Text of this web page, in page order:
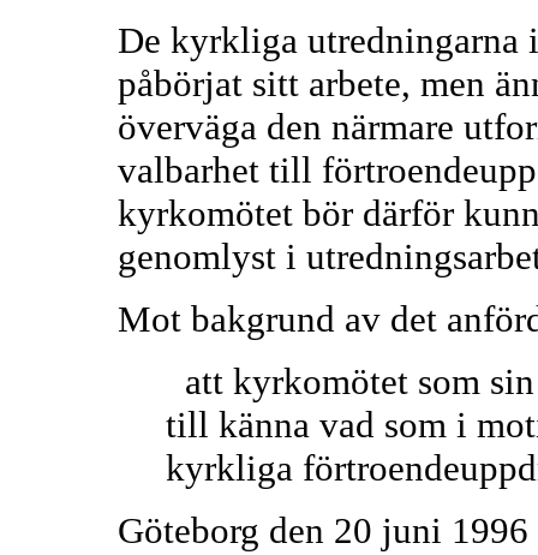
De kyrkliga utredningarna
påbörjat sitt arbete, men
överväga den närmare
valbarhet till
kyrkomötet bör därför
genomlyst i
Mot bakgrund av det
att kyrkomötet som
till känna vad som i
kyrkliga
Göteborg den 20 juni 1996